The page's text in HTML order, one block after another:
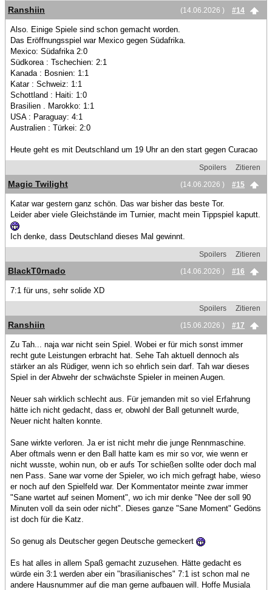
(14.06.2026 )
#14
Ranshiin
Also. Einige Spiele sind schon gemacht worden.
Das Eröffnungsspiel war Mexico gegen Südafrika.
Mexico: Südafrika 2:0
Südkorea : Tschechien: 2:1
Kanada : Bosnien: 1:1
Katar : Schweiz: 1:1
Schottland : Haiti: 1:0
Brasilien . Marokko: 1:1
USA : Paraguay: 4:1
Australien : Türkei: 2:0
Heute geht es mit Deutschland um 19 Uhr an den start gegen Curacao
Spoilers
Zitieren
(14.06.2026 )
#15
Magic Twilight
Katar war gestern ganz schön. Das war bisher das beste Tor.
Leider aber viele Gleichstände im Turnier, macht mein Tippspiel kaputt.
Ich denke, dass Deutschland dieses Mal gewinnt.
Spoilers
Zitieren
(14.06.2026 )
#16
BlackT0rnado
7:1 für uns, sehr solide XD
Spoilers
Zitieren
(15.06.2026 )
#17
Ranshiin
Zu Tah... naja war nicht sein Spiel. Wobei er für mich sonst immer
recht gute Leistungen erbracht hat. Sehe Tah aktuell dennoch als
stärker an als Rüdiger, wenn ich so ehrlich sein darf. Tah war dieses
Spiel in der Abwehr der schwächste Spieler in meinen Augen.
Neuer sah wirklich schlecht aus. Für jemanden mit so viel Erfahrung
hätte ich nicht gedacht, dass er, obwohl der Ball getunnelt wurde,
Neuer nicht halten konnte.
Sane wirkte verloren. Ja er ist nicht mehr die junge Rennmaschine.
Aber oftmals wenn er den Ball hatte kam es mir so vor, wie wenn er
nicht wusste, wohin nun, ob er aufs Tor schießen sollte oder doch mal
nen Pass. Sane war vorne der Spieler, wo ich mich gefragt habe, wieso
er noch auf den Spielfeld war. Der Kommentator meinte zwar immer
"Sane wartet auf seinen Moment", wo ich mir denke "Nee der soll 90
Minuten voll da sein oder nicht". Dieses ganze "Sane Moment" Gedöns
ist doch für die Katz.
So genug als Deutscher gegen Deutsche gemeckert
Es hat alles in allem Spaß gemacht zuzusehen. Hätte gedacht es
würde ein 3:1 werden aber ein "brasilianisches" 7:1 ist schon mal ne
andere Hausnummer auf die man gerne aufbauen will. Hoffe Musiala